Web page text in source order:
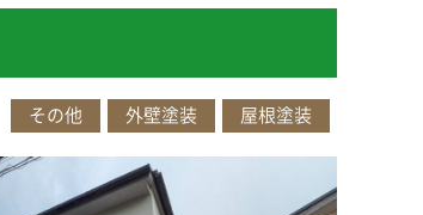
その他 外壁塗装 屋根塗装